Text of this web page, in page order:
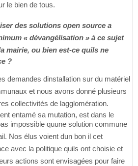
le bien de tous.
des solutions open source a
« dévangélisation » à ce sujet
mairie, ou bien est-ce quils ne
?
demandes dinstallation sur du matériel
et nous avons donné plusieurs
collectivités de lagglomération.
entamé sa mutation, est dans le
impossible quune solution commune
Nos élus voient dun bon il cet
avec la politique quils ont choisie et
actions sont envisagées pour faire